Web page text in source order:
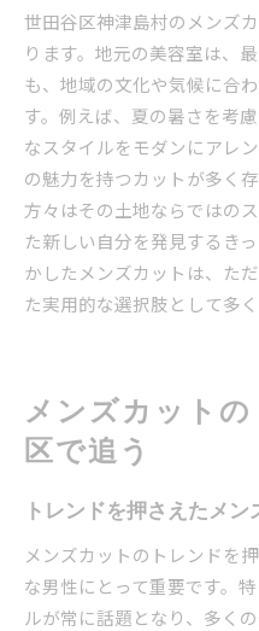
世田谷区神津島村のメンズ
ります。地元の美容室は、
も、地域の文化や気候に合
す。例えば、夏の暑さを考
なスタイルをモダンにアレ
の魅力を持つカットが多く
方々はその土地ならではの
た新しい自分を発見するき
かしたメンズカットは、た
た実用的な選択肢として多
メンズカット
区で追う
トレンドを押さえたメン
メンズカットのトレンドを
な男性にとって重要です。
ルが常に話題となり、多く